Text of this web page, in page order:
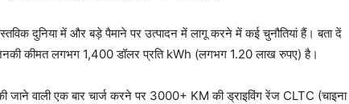
दुनिया में और बड़े पैमाने पर उत्पादन में लागू करने में कई चुनौतियां हैं। बता दें
कीमत लगभग 1,400 डॉलर प्रति kWh (लगभग 1.20 लाख रुपए) है।
की जाने वाली एक बार चार्ज करने पर 3000+ KM की ड्राइविंग रेंज CLTC (चाइना